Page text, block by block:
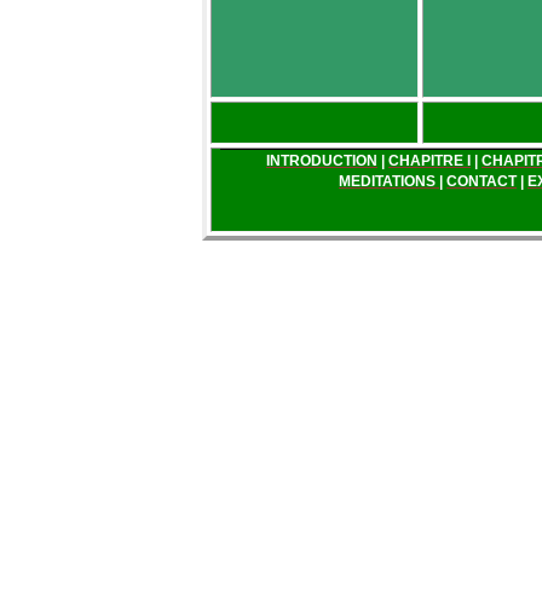
INTRODUCTION | CHAPITRE I |
MEDITATIONS | CONTACT|